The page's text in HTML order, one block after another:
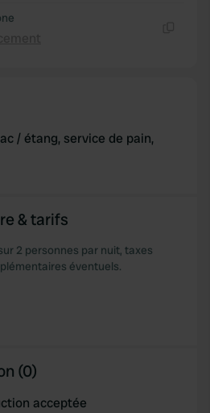
and to analyse our traffic.
they’ve collected from your use
/ étang, service de pain,
& tarifs
2 personnes par nuit, taxes
éventuels.
(0)
acceptée